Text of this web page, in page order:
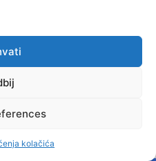
kolačića
za očuvanje političkog